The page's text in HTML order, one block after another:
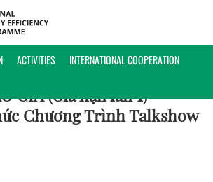
ACTIVITIES
INTERNATIONAL COOPERATION
GMT+7
TÁC QUỐC TẾ
GIÁ (Gia hạn lần 1) -
Chương Trình Talkshow